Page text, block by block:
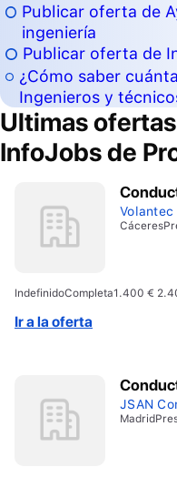
Publicar oferta de
ingeniería
Publicar oferta de
¿Cómo saber
Ingenieros y
Ultimas
InfoJobs de
Volantec
Cáceres
IndefinidoCompleta1.400 €
Ir a la oferta
JSAN
Madrid